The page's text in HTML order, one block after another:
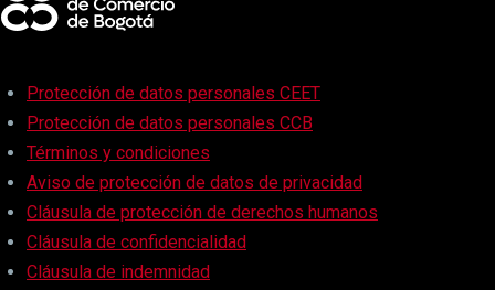
Protección de datos personales CEET
Protección de datos personales CCB
Términos y condiciones
Aviso de protección de datos de privacidad
Cláusula de protección de derechos humanos
Cláusula de confidencialidad
Cláusula de indemnidad